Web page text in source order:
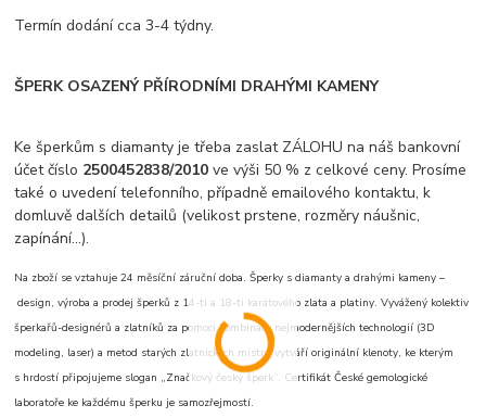
Termín dodání cca 3-4 týdny.
ŠPERK OSAZENÝ PŘÍRODNÍMI DRAHÝMI KAMENY
Ke šperkům s diamanty je třeba zaslat ZÁLOHU na náš bankovní
účet číslo 2500452838/2010ve výši 50 % z celkové ceny. Prosíme
také o uvedení telefonního, případně emailového kontaktu, k
domluvě dalších detailů (velikost prstene, rozměry náušnic,
zapínání...).
Na zboží se vztahuje 24 měsíční záruční doba. Šperky s diamanty a drahými kameny –
design, výroba a prodej šperků z 14-ti a 18-ti karátového zlata a platiny. Vyvážený kolektiv
šperkařů-designérů a zlatníků za pomoci kombinace nejmodernějších technologií (3D
modeling, laser) a metod starých zlatnických mistrů vytváří originální klenoty, ke kterým
s hrdostí připojujeme slogan „Značkový český šperk“. Certifikát České gemologické
laboratoře ke každému šperku je samozřejmostí.